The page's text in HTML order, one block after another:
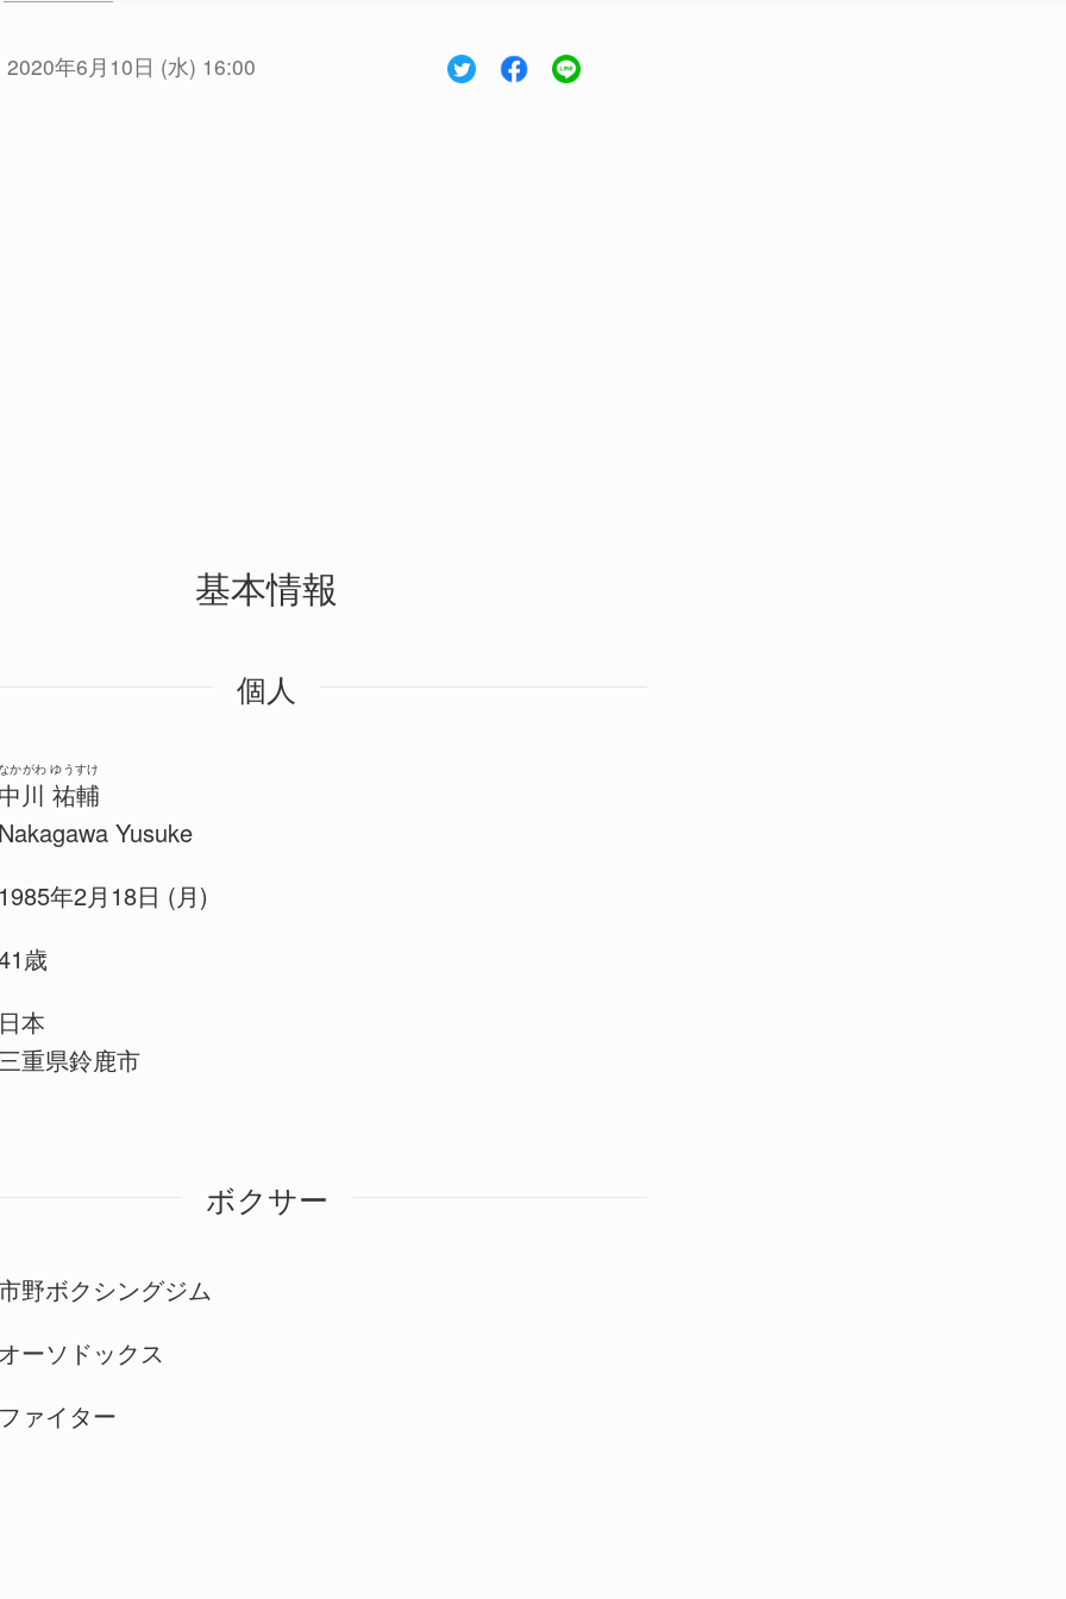
2020年6月10日 (水) 16:00
基本情報
個人
川 祐輔
かがわ ゆうすけ
Yusuke
年2月18日 (月)
歳
本
重県鈴鹿市
ボクサー
野ボクシングジム
ーソドックス
ァイター